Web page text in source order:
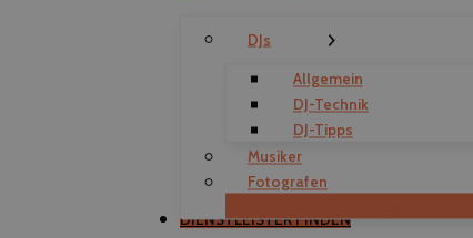
DJs
Allgemein
DJ-Technik
DJ-Tipps
Musiker
Fotografen
DIENSTLEISTER FINDEN